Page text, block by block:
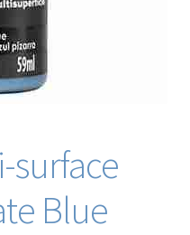
surface
Blue